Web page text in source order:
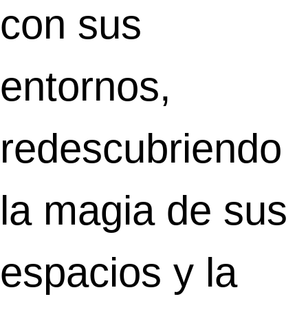
con sus
entornos,
redescubriendo
la magia de sus
espacios y la